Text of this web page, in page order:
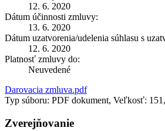
12. 6. 2020
Dátum účinnosti zmluvy:
13. 6. 2020
Dátum uzatvorenia/udelenia súhlasu s
12. 6. 2020
Platnosť zmluvy do:
Neuvedené
Darovacia zmluva.pdf
Typ súboru: PDF dokument, Veľkosť:
Zverejňovanie